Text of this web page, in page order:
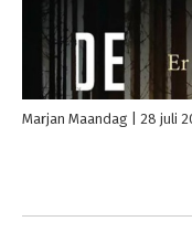
Marjan Maandag 28 juli